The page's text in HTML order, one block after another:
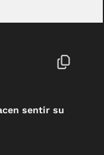
sentir su